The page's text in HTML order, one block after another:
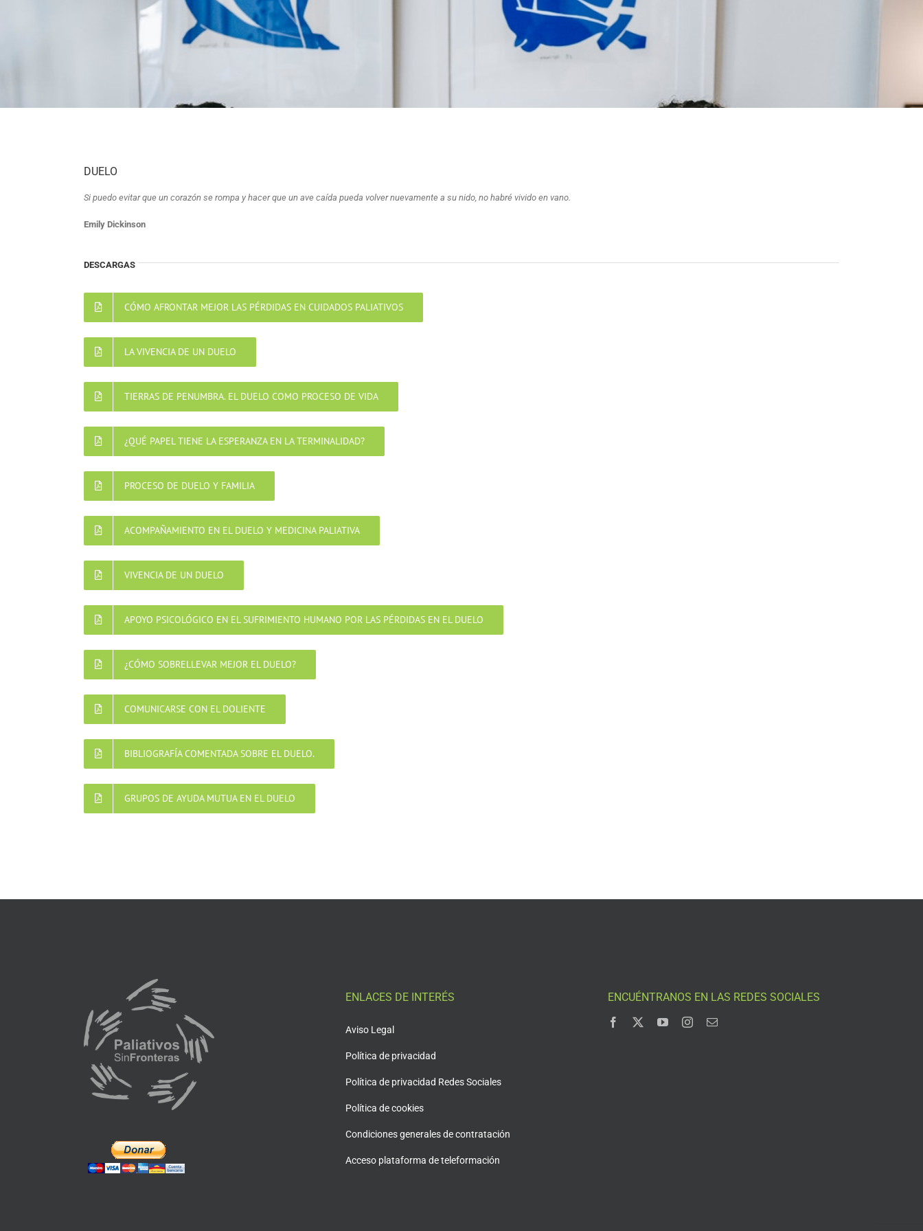
DUELO
Si puedo evitar que un corazón se rompa y hacer que un ave caída pueda volver nuevamente a su nido, no habré vivido en vano.
Emily Dickinson
DESCARGAS
CÓMO AFRONTAR MEJOR LAS PÉRDIDAS EN CUIDADOS PALIATIVOS
LA VIVENCIA DE UN DUELO
TIERRAS DE PENUMBRA. EL DUELO COMO PROCESO DE VIDA
¿QUÉ PAPEL TIENE LA ESPERANZA EN LA TERMINALIDAD?
PROCESO DE DUELO Y FAMILIA
ACOMPAÑAMIENTO EN EL DUELO Y MEDICINA PALIATIVA
VIVENCIA DE UN DUELO
APOYO PSICOLÓGICO EN EL SUFRIMIENTO HUMANO POR LAS PÉRDIDAS EN EL DUELO
¿CÓMO SOBRELLEVAR MEJOR EL DUELO?
COMUNICARSE CON EL DOLIENTE
BIBLIOGRAFÍA COMENTADA SOBRE EL DUELO.
GRUPOS DE AYUDA MUTUA EN EL DUELO
ENLACES DE INTERÉS
Aviso Legal
Política de privacidad
Política de privacidad Redes Sociales
Política de cookies
Condiciones generales de contratación
Acceso plataforma de teleformación
ENCUÉNTRANOS EN LAS REDES SOCIALES